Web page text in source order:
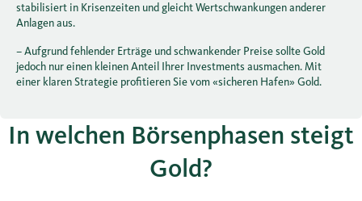
stabilisiert in Krisenzeiten und gleicht Wertschwankungen anderer
Anlagen aus.
– Aufgrund fehlender Erträge und schwankender Preise sollte Gold
jedoch nur einen kleinen Anteil Ihrer Investments ausmachen. Mit
einer klaren Strategie profitieren Sie vom «sicheren Hafen» Gold.
In welchen Börsenphasen steigt
Gold?